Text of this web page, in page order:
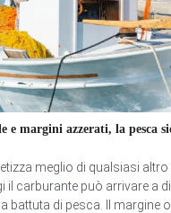
e margini azzerati, la pesca
meglio di qualsiasi
il carburante può arrivare a
battuta di pesca. Il margine